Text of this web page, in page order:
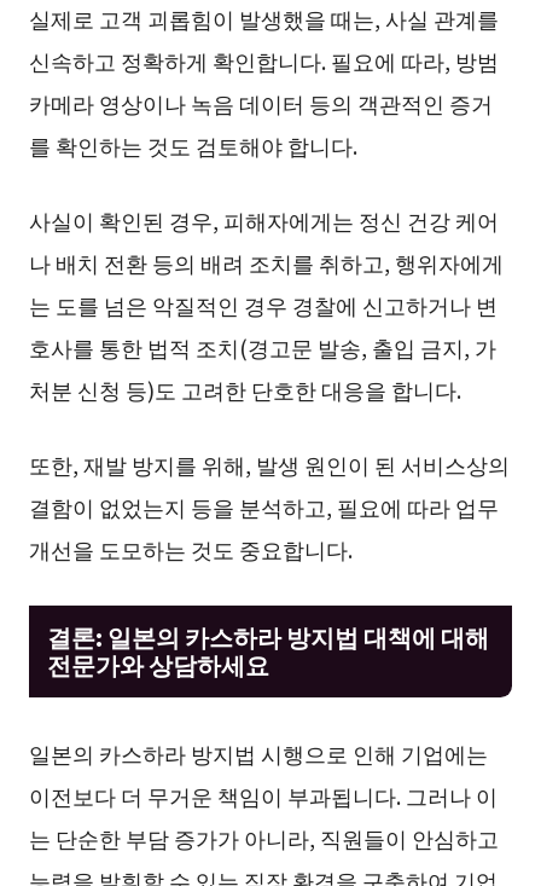
실제로 고객 괴롭힘이 발생했을 때는, 사실 관계를
신속하고 정확하게 확인합니다. 필요에 따라, 방범
카메라 영상이나 녹음 데이터 등의 객관적인 증거
를 확인하는 것도 검토해야 합니다.
사실이 확인된 경우, 피해자에게는 정신 건강 케어
나 배치 전환 등의 배려 조치를 취하고, 행위자에게
는 도를 넘은 악질적인 경우 경찰에 신고하거나 변
호사를 통한 법적 조치(경고문 발송, 출입 금지, 가
처분 신청 등)도 고려한 단호한 대응을 합니다.
또한, 재발 방지를 위해, 발생 원인이 된 서비스상의
결함이 없었는지 등을 분석하고, 필요에 따라 업무
개선을 도모하는 것도 중요합니다.
결론: 일본의 카스하라 방지법 대책에 대해
전문가와 상담하세요
일본의 카스하라 방지법 시행으로 인해 기업에는
이전보다 더 무거운 책임이 부과됩니다. 그러나 이
는 단순한 부담 증가가 아니라, 직원들이 안심하고